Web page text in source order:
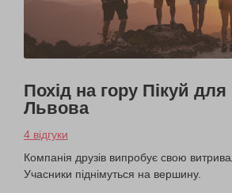
Похід на гору Пікуй для
Львова
4 відгуки
Компанія друзів випробує свою
Учасники піднімуться на вершину.